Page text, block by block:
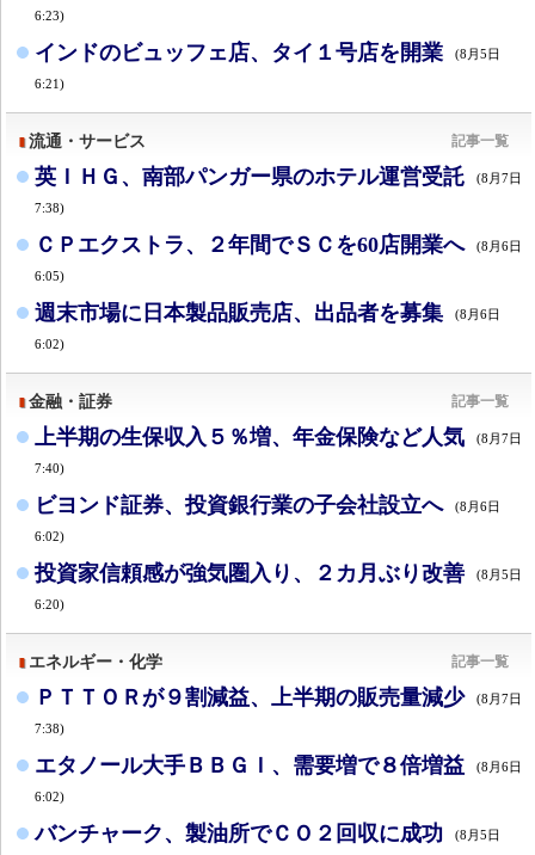
6:23)
インドのビュッフェ店、タイ１号店を開業 (8月5日
6:21)
流通・サービス 記事一覧
英ＩＨＧ、南部パンガー県のホテル運営受託 (8月7日
7:38)
ＣＰエクストラ、２年間でＳＣを60店開業へ (8月6日
6:05)
週末市場に日本製品販売店、出品者を募集 (8月6日
6:02)
金融・証券 記事一覧
上半期の生保収入５％増、年金保険など人気 (8月7日
7:40)
ビヨンド証券、投資銀行業の子会社設立へ (8月6日
6:02)
投資家信頼感が強気圏入り、２カ月ぶり改善 (8月5日
6:20)
エネルギー・化学 記事一覧
ＰＴＴＯＲが９割減益、上半期の販売量減少 (8月7日
7:38)
エタノール大手ＢＢＧＩ、需要増で８倍増益 (8月6日
6:02)
バンチャーク、製油所でＣＯ２回収に成功 (8月5日